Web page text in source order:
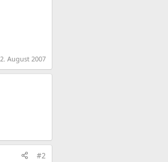
2. August 2007
#2